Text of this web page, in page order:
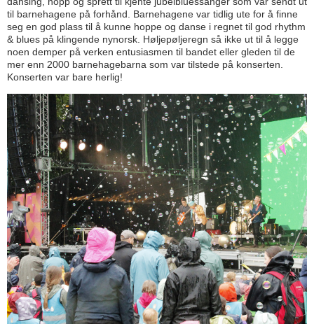
til barnehagene på forhånd. Barnehagene var tidlig ute for å finne
seg en god plass til å kunne hoppe og danse i regnet til god rhythm
& blues på klingende nynorsk. Høljepøljeregn så ikke ut til å legge
noen demper på verken entusiasmen til bandet eller gleden til de
mer enn 2000 barnehagebarna som var tilstede på konserten.
Konserten var bare herlig!